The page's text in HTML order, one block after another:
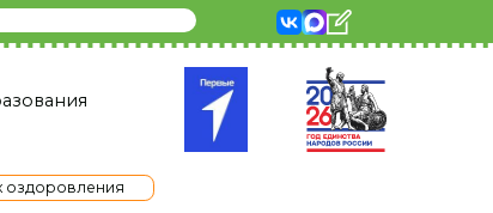
Контакты